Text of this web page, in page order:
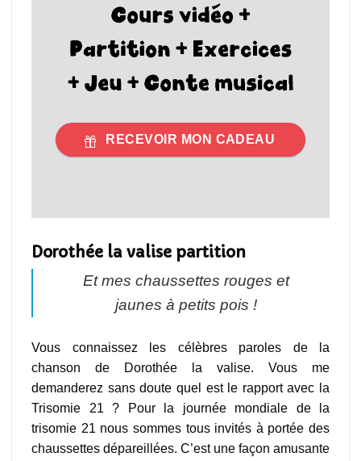
RECEVOIR MON CADEAU
Dorothée la valise partition
Et mes chaussettes rouges et
jaunes à petits pois !
Vous connaissez les célèbres paroles de la
chanson de Dorothée la valise. Vous me
demanderez sans doute quel est le rapport avec la
Trisomie 21 ? Pour la journée mondiale de la
trisomie 21 nous sommes tous invités à portée des
chaussettes dépareillées. C’est une façon amusante